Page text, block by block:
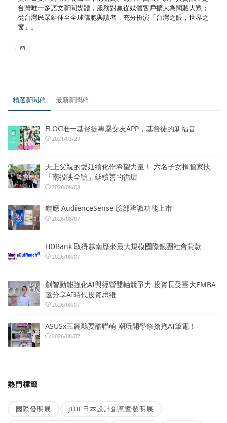
台灣唯一多語文新聞媒體，服務對象從媒體客戶擴大為閱聽大眾；
從台灣民眾延伸至全球僑胞與讀者，充分扮演「台灣之眼，世界之
窗」。
精選新聞稿 最新新聞稿
FLOC唯一基督徒專屬交友APP，基督徒的新福音
2021/03/29
天上父親的愛延續化作希望力量！ 六名子女捐贈家扶
「南投映全號」延續善的循環
2026/08/08
鎧應 AudienceSense 臉部辨識功能上市
2026/08/07
HDBank 取得越南歷來最大規模國際銀團社會貸款
2026/08/07
創智動能強化AI與經營雙軸競爭力 投資長受臺大EMBA
邀分享AI時代投資思維
2026/08/07
ASUSx三麗鷗耍酷聯萌 潮玩開學祭搶抱AI筆電！
2026/08/07
熱門標籤
國際發明展 JDIE日本設計創意暨發明展